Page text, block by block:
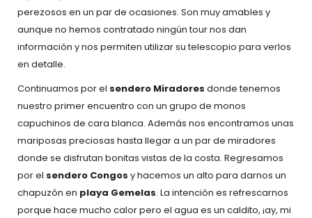
perezosos en un par de ocasiones. Son muy amables y
aunque no hemos contratado ningún tour nos dan
información y nos permiten utilizar su telescopio para verlos
en detalle.
Continuamos por el sendero Miradores donde tenemos
nuestro primer encuentro con un grupo de monos
capuchinos de cara blanca. Además nos encontramos unas
mariposas preciosas hasta llegar a un par de miradores
donde se disfrutan bonitas vistas de la costa. Regresamos
por el sendero Congos y hacemos un alto para darnos un
chapuzón en playa Gemelas. La intención es refrescarnos
porque hace mucho calor pero el agua es un caldito, ¡ay, mi